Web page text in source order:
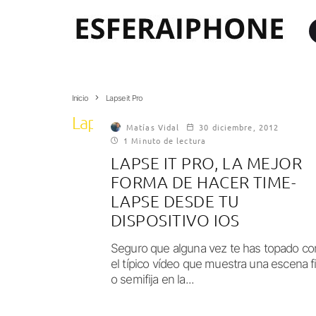
Inicio Lapse it Pro
Lapse it ProMatías Vidal
30 diciembre, 2012
1 Minuto de lectura
LAPSE IT PRO, LA MEJOR
FORMA DE HACER TIME-
LAPSE DESDE TU
DISPOSITIVO IOS
Seguro que alguna vez te has topado
el típico vídeo que muestra una escena
o semifija en la...